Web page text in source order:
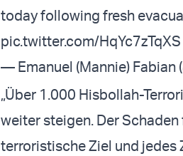
today following fresh
pic.twitter.com/HqYc7zTqXS
— Emanuel (Mannie) Fabian
„Über 1.000 Hisbollah-
weiter steigen. Der
terroristische Ziel und jedes